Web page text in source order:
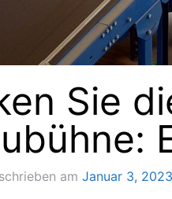
Sie
am Januar 3, 2023